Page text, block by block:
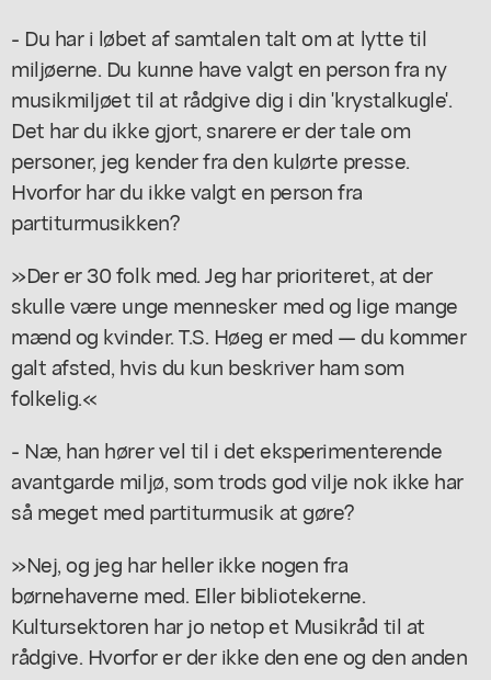
- Du har i løbet af samtalen talt om at lytte til
miljøerne. Du kunne have valgt en person fra ny
musikmiljøet til at rådgive dig i din 'krystalkugle'.
Det har du ikke gjort, snarere er der tale om
personer, jeg kender fra den kulørte presse.
Hvorfor har du ikke valgt en person fra
partiturmusikken?
»Der er 30 folk med. Jeg har prioriteret, at der
skulle være unge mennesker med og lige mange
mænd og kvinder. T.S. Høeg er med — du kommer
galt afsted, hvis du kun beskriver ham som
folkelig.«
- Næ, han hører vel til i det eksperimenterende
avantgarde miljø, som trods god vilje nok ikke har
så meget med partiturmusik at gøre?
»Nej, og jeg har heller ikke nogen fra
børnehaverne med. Eller bibliotekerne.
Kultursektoren har jo netop et Musikråd til at
rådgive. Hvorfor er der ikke den ene og den anden